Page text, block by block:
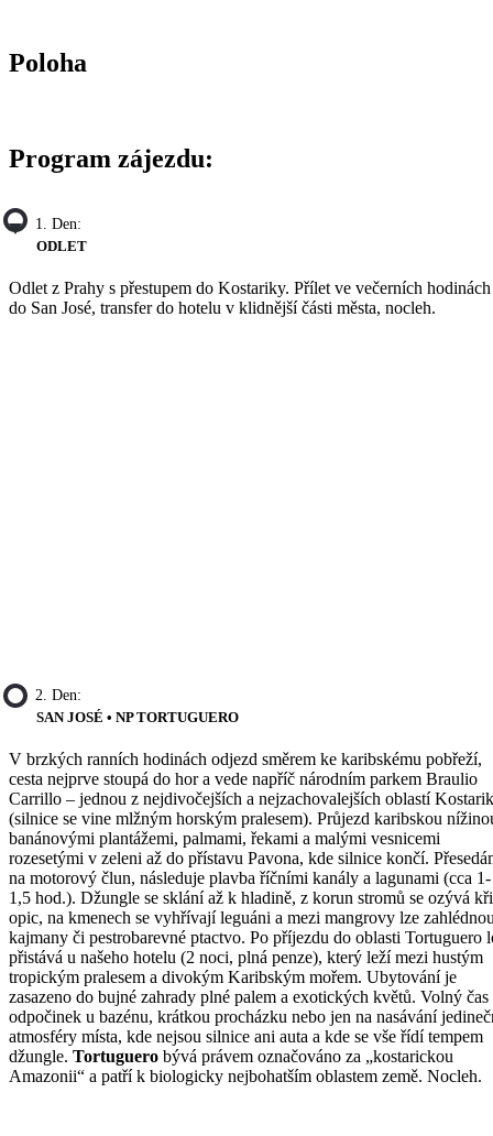
Poloha
Program zájezdu:
1. Den:
ODLET
Odlet z Prahy s přestupem do Kostariky. Přílet ve večerních hodinách
do San José, transfer do hotelu v klidnější části města, nocleh.
2. Den:
SAN JOSÉ • NP TORTUGUERO
V brzkých ranních hodinách odjezd směrem ke karibskému pobřeží,
cesta nejprve stoupá do hor a vede napříč národním parkem Braulio
Carrillo – jednou z nejdivočejších a nejzachovalejších oblastí
(silnice se vine mlžným horským pralesem). Průjezd karibskou
banánovými plantážemi, palmami, řekami a malými vesnicemi
rozesetými v zeleni až do přístavu Pavona, kde silnice končí.
na motorový člun, následuje plavba říčními kanály a lagunami (cca 1-
1,5 hod.). Džungle se sklání až k hladině, z korun stromů se ozývá
opic, na kmenech se vyhřívají leguáni a mezi mangrovy lze
kajmany či pestrobarevné ptactvo. Po příjezdu do oblasti Tortuguero
přistává u našeho hotelu (2 noci, plná penze), který leží mezi hustým
tropickým pralesem a divokým Karibským mořem. Ubytování je
zasazeno do bujné zahrady plné palem a exotických květů. Volný čas
odpočinek u bazénu, krátkou procházku nebo jen na nasávání
atmosféry místa, kde nejsou silnice ani auta a kde se vše řídí tempem
džungle. Tortuguero bývá právem označováno za „kostarickou
Amazonii“ a patří k biologicky nejbohatším oblastem země. Nocleh.